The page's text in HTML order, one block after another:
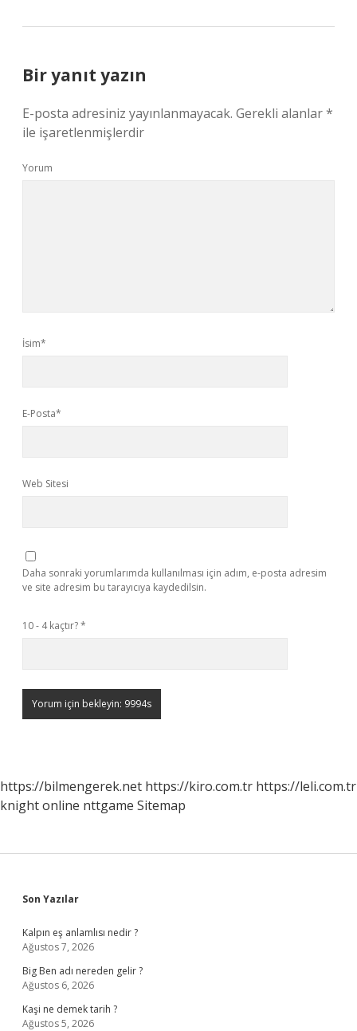
Bir yanıt yazın
E-posta adresiniz yayınlanmayacak. Gerekli alanlar*
ile işaretlenmişlerdir
Yorum
İsim*
E-Posta*
Web Sitesi
Daha sonraki yorumlarımda kullanılması için adım, e-posta adresim
ve site adresim bu tarayıcıya kaydedilsin.
10 - 4 kaçtır?*
https://bilmengerek.net https://kiro.com.tr https://leli.com.tr
knight online nttgame Sitemap
Sidebar
Son Yazılar
Kalpın eş anlamlısı nedir ?
Ağustos 7, 2026
Big Ben adı nereden gelir ?
Ağustos 6, 2026
Kaşi ne demek tarih ?
Ağustos 5, 2026